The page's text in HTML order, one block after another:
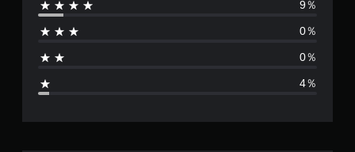
は
3
9％
0％
0％
4％